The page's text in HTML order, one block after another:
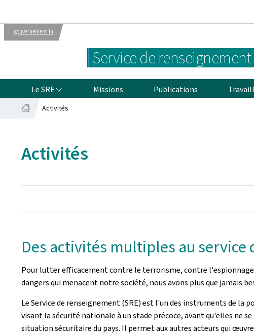
gouvernement.lu
Service de
Le SRE Missions Publications
Activités
Activités
Des activités multiples au service
Pour lutter efficacement contre le terrorisme, contre l'espionnage
dangers qui menacent notre société, nous avons plus que jamais
Le Service de renseignement (SRE) est l'un des instruments de la
visant la sécurité nationale à un stade précoce, avant qu'elles ne
situation sécuritaire du pays. Il permet aux autres acteurs qui